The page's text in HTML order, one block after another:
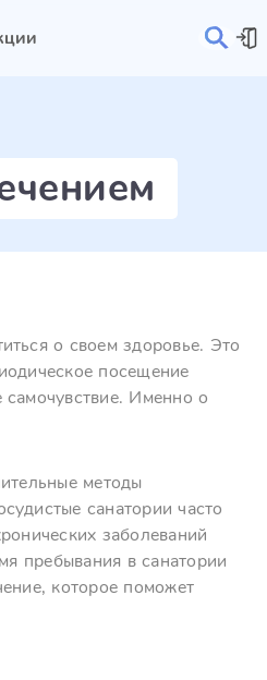
о своем здоровье. Это
посещение
самочувствие. Именно о
методы
санатории часто
заболеваний
пребывания в санатории
которое поможет